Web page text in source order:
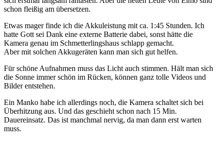
schon fleißig am übersetzen.
Etwas mager finde ich die Akkuleistung mit ca. 1:45 Stunden. Ich
hatte Gott sei Dank eine externe Batterie dabei, sonst hätte die
Kamera genau im Schmetterlingshaus schlapp gemacht.
Aber mit solchen Akkugeräten kann man sich gut helfen.
Für schöne Aufnahmen muss das Licht auch stimmen. Hält man sich
die Sonne immer schön im Rücken, können ganz tolle Videos und
Bilder entstehen.
Ein Manko habe ich allerdings noch, die Kamera schaltet sich bei
Überhitzung aus. Und das geschieht schon nach 15 Min.
Dauereinsatz. Das ist manchmal nervig, da man dann erst warten
muss.